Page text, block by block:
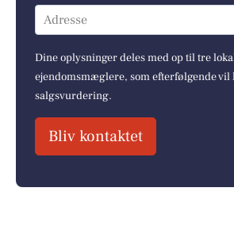
Adresse
Dine oplysninger deles med op til tre
ejendomsmæglere, som efterfølgende vil
salgsvurdering.
Bliv kontaktet